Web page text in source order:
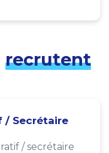
recrutent
/ Secrétaire
/ secrétaire